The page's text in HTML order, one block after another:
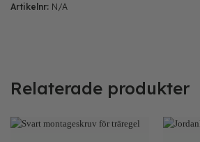
Artikelnr: N/A
Relaterade produkter